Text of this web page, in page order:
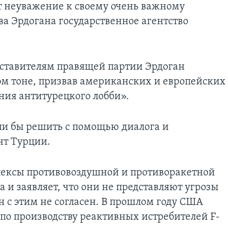
неуважение к своему очень важному
Эрдогана государственное агентство
правящей партии Эрдоган
тоне, призвав американских и европейских
антитурецкого лобби».
бы решить с помощью диалога и
Турции.
противовоздушной и противоракетной
заявляет, что они не представляют угрозы
этим не согласен. В прошлом году США
реактивных истребителей F-